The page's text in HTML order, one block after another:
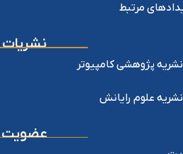
مرتبط
نشریات
نشریه پژوهشی کامپیوتر
نشریه علوم رایانش
عضویت